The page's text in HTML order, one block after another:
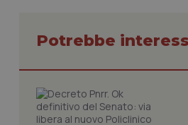
Potrebbe